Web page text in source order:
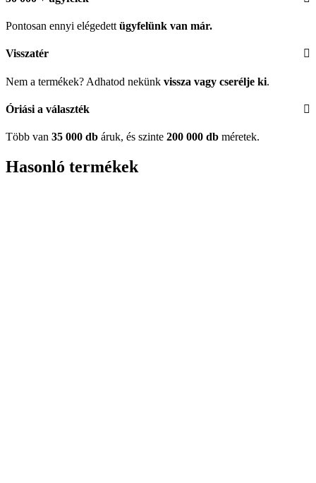
Pontosan ennyi elégedett ügyfelünk van már.
Visszatér
Nem a termékek? Adhatod nekünk vissza vagy cserélje ki.
Óriási a választék
Több van 35 000 db áruk, és szinte 200 000 db méretek.
Hasonló termékek